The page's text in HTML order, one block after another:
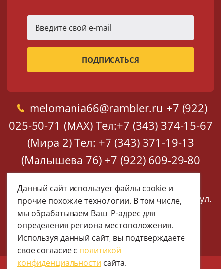
melomania66@rambler.ru +7 (922)
025-50-71 (MAX) Тел:+7 (343) 374-15-67
(Мира 2) Тел: +7 (343) 371-19-13
(Малышева 76) +7 (922) 609-29-80
(MAX)
Екатеринбург, ул. Мира 2
Екатеринбург, ул.
Малышева 76
Данный сайт использует файлы cookie и
прочие похожие технологии. В том числе,
мы обрабатываем Ваш IP-адрес для
определения региона местоположения.
Используя данный сайт, вы подтверждаете
свое согласие с политикой
конфиденциальности сайта.